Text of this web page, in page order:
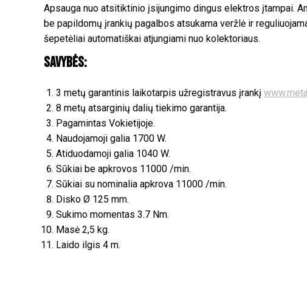
Apsauga nuo atsitiktinio įsijungimo dingus elektros įtampai.
be papildomų įrankių pagalbos atsukama veržlė ir
šepetėliai automatiškai atjungiami nuo kolektoriaus.
Savybės:
3 metų garantinis laikotarpis užregistravus įrankį
8 metų atsarginių dalių tiekimo garantija.
Pagamintas Vokietijoje.
Naudojamoji galia 1700 W.
Atiduodamoji galia 1040 W.
Sūkiai be apkrovos 11000 /min.
Sūkiai su nominalia apkrova 11000 /min.
Disko Ø 125 mm.
Sukimo momentas 3.7 Nm.
Masė 2,5 kg.
Laido ilgis 4 m.